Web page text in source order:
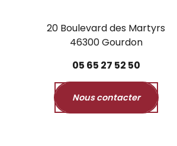
20 Boulevard des Martyrs
46300 Gourdon
05 65 27 52 50
Nous contacter